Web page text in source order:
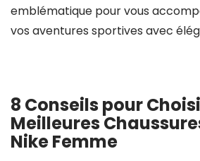
emblématique pour vous
vos aventures sportives avec
8 Conseils pour
Meilleures
Nike Femme